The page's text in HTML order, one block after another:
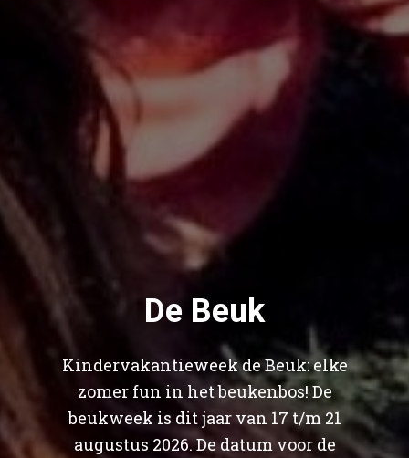
De Beuk
Kindervakantieweek de Beuk: elke
zomer fun in het beukenbos! De
beukweek is dit jaar van 17 t/m 21
augustus 2026. De datum voor de